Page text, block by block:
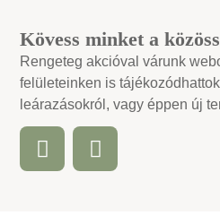
Kövess minket a
Rengeteg akcióval várunk
felületeinken is
leárazásokról, vagy éppen új